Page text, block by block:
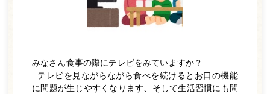
みなさん食事の際にテレビをみていますか？
テレビを見ながらながら食べを続けるとお口の機能
に問題が生じやすくなります、そして生活習慣にも問